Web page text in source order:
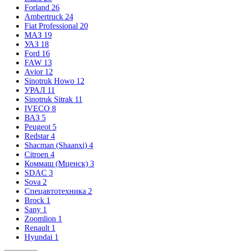
Forland 26
Ambertruck 24
Fiat Professional 20
МАЗ 19
УАЗ 18
Ford 16
FAW 13
Avior 12
Sinotruk Howo 12
УРАЛ 11
Sinotruk Sitrak 11
IVECO 8
ВАЗ 5
Peugeot 5
Redstar 4
Shacman (Shaanxi) 4
Citroen 4
Коммаш (Мценск) 3
SDAC 3
Sova 2
Спецавтотехника 2
Brock 1
Sany 1
Zoomlion 1
Renault 1
Hyundai 1